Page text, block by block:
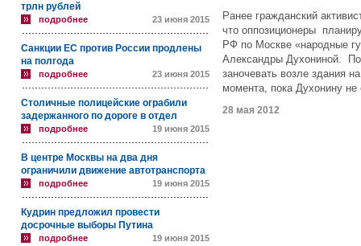
трлн рублей
подробнее 23 июня 2015
Санкции ЕС против России продлены
на полгода
подробнее 23 июня 2015
Столичные полицейские ограбили
задержанного по дороге в отдел
подробнее 19 июня 2015
В центре Москвы на два дня
ограничили движение автотранспорта
подробнее 19 июня 2015
Кудрин предложил провести
досрочные выборы Путина
подробнее 19 июня 2015
Ранее гражданский
что оппозиционеры
РФ по Москве «народные
Александры Духониной.
заночевать возле здания
момента, пока Духонину не
28 мая 2012